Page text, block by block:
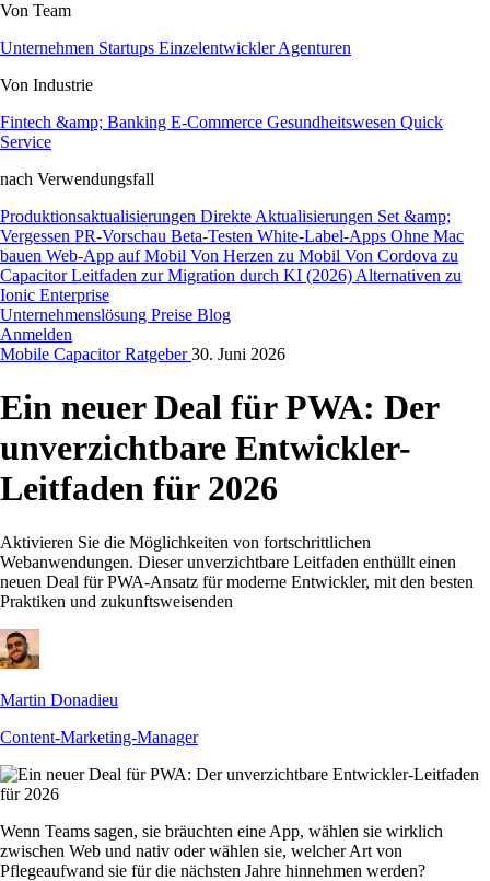
Von Team
Unternehmen Startups EinzelentwicklerAgenturen
Von Industrie
Fintech &amp; Banking E-Commerce Gesundheitswesen Quick
Service
nach Verwendungsfall
Produktionsaktualisierungen Direkte Aktualisierungen Set &amp;
Vergessen PR-Vorschau Beta-Testen White-Label-Apps Ohne Mac
bauen Web-App auf Mobil Von Herzen zu Mobil Von Cordova zu
CapacitorLeitfaden zur Migration durch KI (2026) Alternativen zu
Ionic Enterprise
Unternehmenslösung Preise Blog
Anmelden
Mobile CapacitorRatgeber30. Juni 2026
Ein neuer Deal für PWA: Der
unverzichtbare Entwickler-
Leitfaden für 2026
Aktivieren Sie die Möglichkeiten von fortschrittlichen
Webanwendungen. Dieser unverzichtbare Leitfaden enthüllt einen
neuen Deal für PWA-Ansatz für moderne Entwickler, mit den besten
Praktiken und zukunftsweisenden
Martin Donadieu
Content-Marketing-Manager
Wenn Teams sagen, sie bräuchten eine App, wählen sie wirklich
zwischen Web und nativ oder wählen sie, welcher Art von
Pflegeaufwand sie für die nächsten Jahre hinnehmen werden?